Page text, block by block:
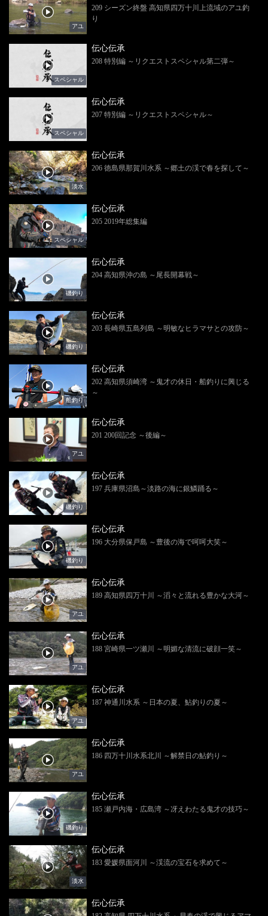
アユ
209 シーズン終盤 高知県四万十川上流域のアユ釣
り
スペシャル
伝心伝承
208 特別編 ～リクエストスペシャル第二弾～
スペシャル
伝心伝承
207 特別編 ～リクエストスペシャル～
淡水
伝心伝承
206 徳島県那賀川水系 ～郷土の渓で春を探して～
スペシャル
伝心伝承
205 2019年総集編
磯釣り
伝心伝承
204 高知県沖の島 ～尾長開幕戦～
磯釣り
伝心伝承
203 長崎県五島列島 ～明敏なヒラマサとの攻防～
船釣り
伝心伝承
202 高知県須崎湾 ～鬼才の休日・船釣りに興じる
～
アユ
伝心伝承
201 200回記念 ～後編～
磯釣り
伝心伝承
197 兵庫県沼島～淡路の海に銀鱗踊る～
磯釣り
伝心伝承
196 大分県保戸島 ～豊後の海で呵呵大笑～
アユ
伝心伝承
189 高知県四万十川 ～滔々と流れる豊かな大河～
アユ
伝心伝承
188 宮崎県一ツ瀬川 ～明媚な清流に破顔一笑～
アユ
伝心伝承
187 神通川水系 ～日本の夏、鮎釣りの夏～
アユ
伝心伝承
186 四万十川水系北川 ～解禁日の鮎釣り～
磯釣り
伝心伝承
185 瀬戸内海・広島湾 ～冴えわたる鬼才の技巧～
淡水
伝心伝承
183 愛媛県面河川 ～渓流の宝石を求めて～
伝心伝承